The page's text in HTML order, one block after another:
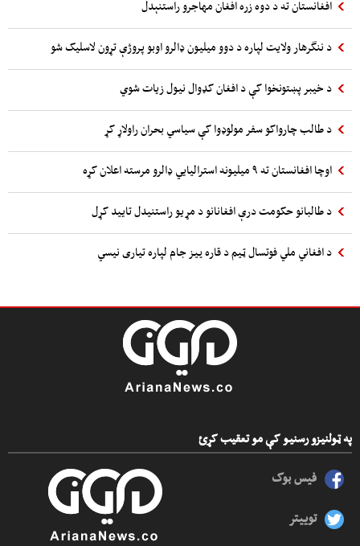
افغانستان ته د دوه زره افغان مهاجرو راستنېدل
د ننگرهار ولایت لپاره د دوو میلیون ډالرو اوبو پروژې تړون لاسلیک شو
د خیبر پښتونخوا کې د افغان کډوال نیول زیات شوي
د طالب چارواکو سفر مولوډوا کې سیاسي بحران راولاړ کړ
اوچا افغانستان ته ۹ میلیونه استرالیایي ډالرو مرسته اعلان کړه
د طالبانو حکومت درې افغانانو د مړیو راستنیدل تایید کړل
د افغاني ملي فوتسال ټیم د قاره ييز جام لپاره تیاری نیسي
په ټولنیزو رسنیو کې مو تعقیب کړئ
فیس بوک
توییتر